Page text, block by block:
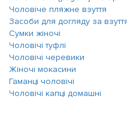
Чоловіче пляжне взуття
Засоби для догляду за
Сумки жіночі
Чоловічі туфлі
Чоловічі черевики
Жіночі мокасини
Гаманці чоловічі
Чоловічі капці домашні